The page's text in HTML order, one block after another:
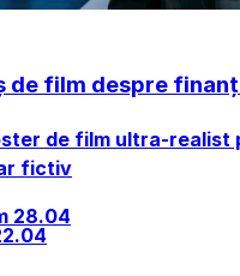
de film despre
de film ultra-realist
fictiv
28.04